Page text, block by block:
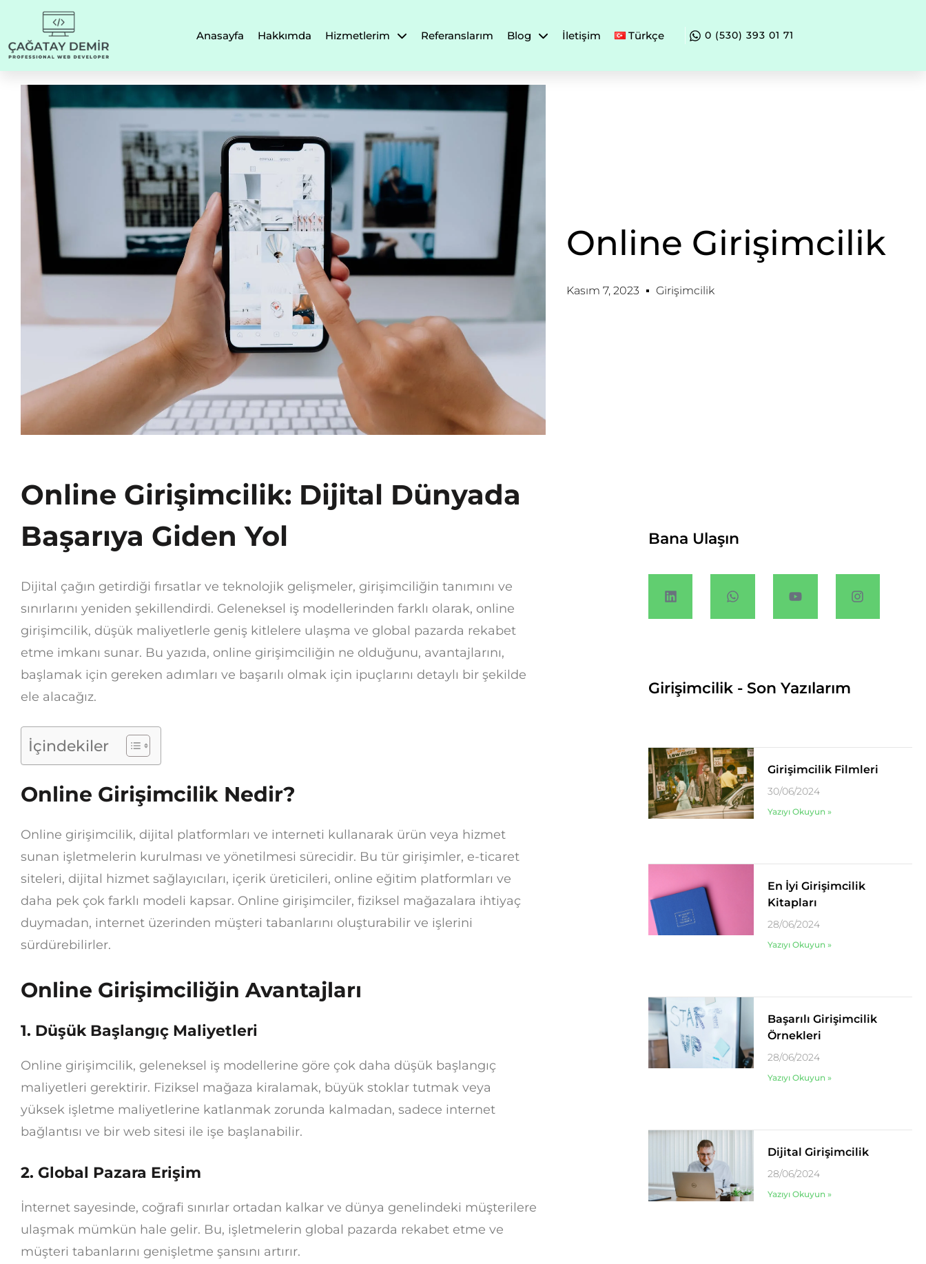
Anasayfa Hakkımda Hizmetlerim Referanslarım Blog İletişim Türkçe 0 (530) 393 01 71
Online Girişimcilik
Kasım 7, 2023 Girişimcilik
Online Girişimcilik: Dijital Dünyada
Başarıya Giden Yol
Dijital çağın getirdiği fırsatlar ve teknolojik gelişmeler, girişimciliğin tanımını ve
sınırlarını yeniden şekillendirdi. Geleneksel iş modellerinden farklı olarak, online
girişimcilik, düşük maliyetlerle geniş kitlelere ulaşma ve global pazarda rekabet
etme imkanı sunar. Bu yazıda, online girişimciliğin ne olduğunu, avantajlarını,
başlamak için gereken adımları ve başarılı olmak için ipuçlarını detaylı bir şekilde
ele alacağız.
İçindekiler
Online Girişimcilik Nedir?
Online girişimcilik, dijital platformları ve interneti kullanarak ürün veya hizmet
sunan işletmelerin kurulması ve yönetilmesi sürecidir. Bu tür girişimler, e-ticaret
siteleri, dijital hizmet sağlayıcıları, içerik üreticileri, online eğitim platformları ve
daha pek çok farklı modeli kapsar. Online girişimciler, fiziksel mağazalara ihtiyaç
duymadan, internet üzerinden müşteri tabanlarını oluşturabilir ve işlerini
sürdürebilirler.
Online Girişimciliğin Avantajları
1. Düşük Başlangıç Maliyetleri
Online girişimcilik, geleneksel iş modellerine göre çok daha düşük başlangıç
maliyetleri gerektirir. Fiziksel mağaza kiralamak, büyük stoklar tutmak veya
yüksek işletme maliyetlerine katlanmak zorunda kalmadan, sadece internet
bağlantısı ve bir web sitesi ile işe başlanabilir.
2. Global Pazara Erişim
İnternet sayesinde, coğrafi sınırlar ortadan kalkar ve dünya genelindeki müşterilere
ulaşmak mümkün hale gelir. Bu, işletmelerin global pazarda rekabet etme ve
müşteri tabanlarını genişletme şansını artırır.
Bana Ulaşın
Girişimcilik - Son Yazılarım
Girişimcilik Filmleri
30/06/2024
Yazıyı Okuyun »
En İyi Girişimcilik
Kitapları
28/06/2024
Yazıyı Okuyun »
Başarılı Girişimcilik
Örnekleri
28/06/2024
Yazıyı Okuyun »
Dijital Girişimcilik
28/06/2024
Yazıyı Okuyun »